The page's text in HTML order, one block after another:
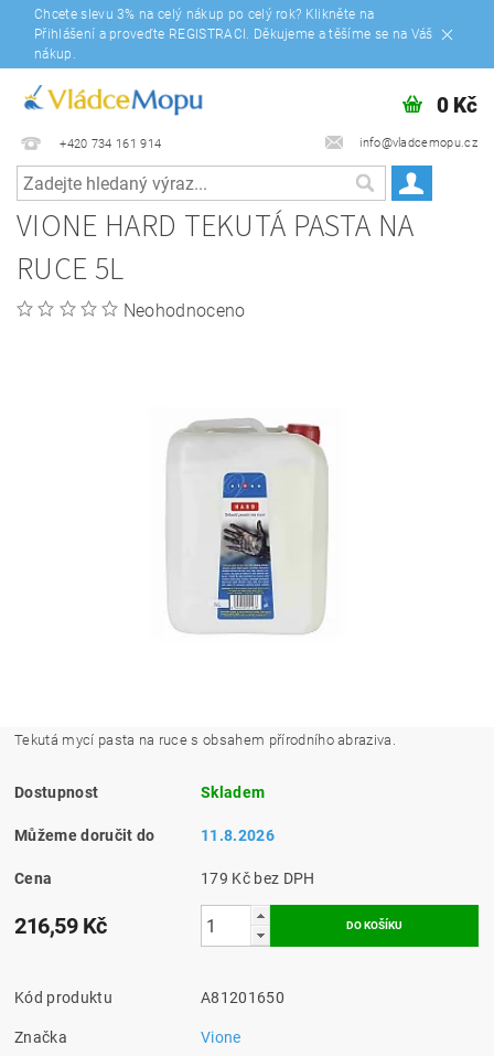
Chcete slevu 3% na celý nákup po celý rok? Klikněte na
Přihlášení a proveďte REGISTRACI. Děkujeme a těšíme se na Váš
nákup.
+420 734 161 914 info@vladcemopu.cz
0 Kč
VIONE HARD TEKUTÁ PASTA NA
RUCE 5L
Neohodnoceno
Tekutá mycí pasta na ruce s obsahem přírodního abraziva.
Dostupnost Skladem
Můžeme doručit do 11.8.2026
Cena 179 Kč bez DPH
216,59 Kč
Kód produktu A81201650
Značka Vione